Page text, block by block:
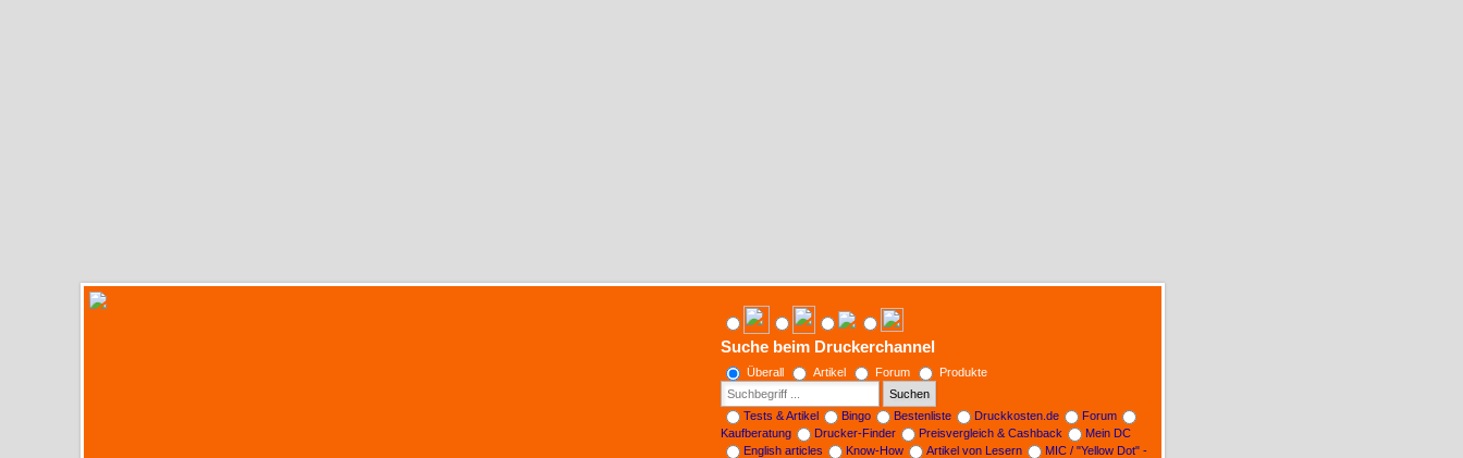
Suche beim Druckerchannel
Überall Artikel Forum
Produkte
Suchen
Tests & Artikel
Bingo Bestenliste Druckkosten.de
Forum
Kaufberatung
Drucker-Finder Preisvergleich & Cashback
Mein DC
English articles
Know-How Artikel von Lesern
MIC / "Yellow Dot" -